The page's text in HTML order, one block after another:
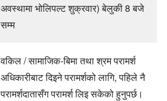
अवस्थामा भोलिपल्ट शुक्रवार) बेलुकी 8 बजे
सम्म
वकिल / सामाजिक-बिमा तथा श्रम परामर्श
अधिकारीबाट दिइने परामर्शको लागि, पहिले नै
परामर्शदातासँग परामर्श लिइ सकेको हुनुपर्छ।